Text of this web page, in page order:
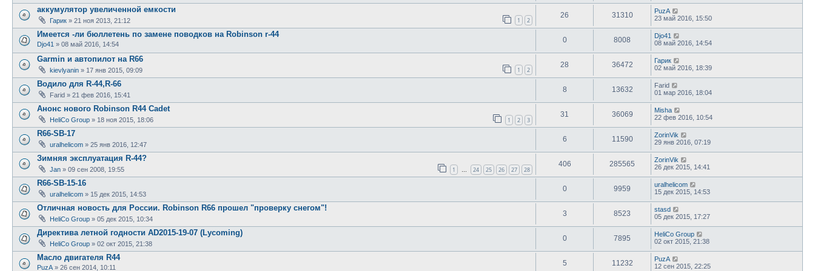
аккумулятор увеличенной емкости
Гарик » 21 ноя 2013, 21:12 1 2
26 31310
PuzA
23 май 2016, 15:50
Имеется -ли бюллетень по замене поводков на Robinson r-44
Djo41 » 08 май 2016, 14:54
0 8008
Djo41
08 май 2016, 14:54
Garmin и автопилот на R66
kievlyanin » 17 янв 2015, 09:09 1 2
28 36472
Гарик
02 май 2016, 18:39
Водило для R-44,R-66
Farid » 21 фев 2016, 15:41
8 13632
Farid
01 мар 2016, 18:04
Анонс нового Robinson R44 Cadet
HeliCo Group » 18 ноя 2015, 18:06 1 2 3
31 36069
Misha
22 фев 2016, 10:54
R66-SB-17
uralhelicom » 25 янв 2016, 12:47
6 11590
ZorinVik
29 янв 2016, 07:19
Зимняя эксплуатация R-44?
Jan » 09 сен 2008, 19:55 1 24 25 26 27 28
406 285565
ZorinVik
26 дек 2015, 14:41
R66-SB-15-16
uralhelicom » 15 дек 2015, 14:53
0 9959
uralhelicom
15 дек 2015, 14:53
Отличная новость для России. Robinson R66 прошел "проверку снегом"!
HeliCo Group » 05 дек 2015, 10:34
3 8523
stasd
05 дек 2015, 17:27
Директива летной годности AD2015-19-07 (Lycoming)
HeliCo Group » 02 окт 2015, 21:38
0 7895
HeliCo Group
02 окт 2015, 21:38
Масло двигателя R44
PuzA » 26 сен 2014, 10:11
5 11232
PuzA
12 сен 2015, 22:25